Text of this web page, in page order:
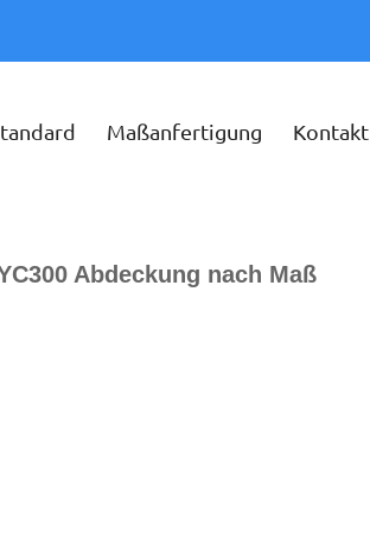
Maßanfertigung Kontakt
Abdeckung nach Maß